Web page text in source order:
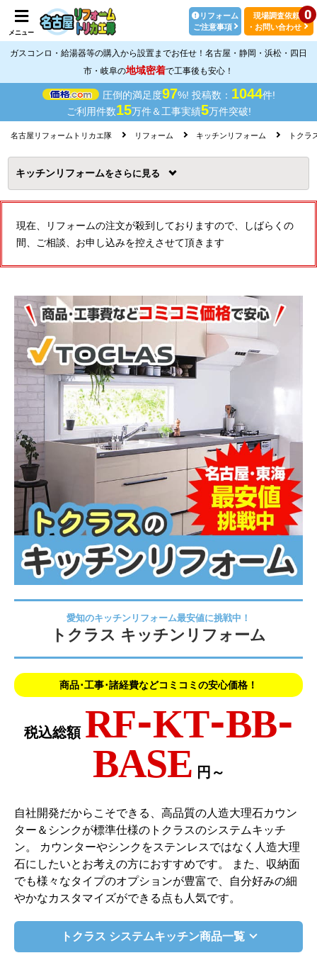
メニュー
リフォーム
ご注意事項
0
現場調査依頼
・お問い合わせ
ガスコンロ・給湯器等の購入から設置までお任せ！名古屋・静岡・浜松・四日
市・岐阜の地域密着で工事後も安心！
圧倒的満足度97%! 投稿数： 1044件!
ご利用件数15万件＆工事実績5万件突破!
名古屋リフォームトリカエ隊 リフォーム キッチンリフォーム トクラ
キッチンリフォームを
現在、リフォームの注文が殺到しておりますので、しばらくの
間、ご相談、お申し込みを控えさせて頂きます
愛知のキッチンリフォーム最安値に挑戦中！
トクラス キッチンリフォーム
商品･工事･諸経費などコミコミの安心価格！
税込総額 RF-KT-BB-
BASE 円～
自社開発だからこそできる、高品質の人造大理石カウン
ター＆シンクが標準仕様のトクラスのシステムキッチ
ン。 カウンターやシンクをステンレスではなく人造大理
石にしたいとお考えの方におすすめです。 また、収納面
でも様々なタイプのオプションが豊富で、自分好みの細
やかなカスタマイズができる点も人気です。
トクラス システムキッチン商品一覧